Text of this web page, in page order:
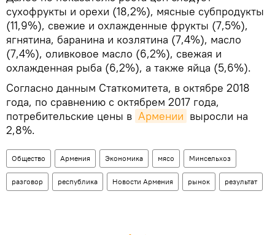
сухофрукты и орехи (18,2%), мясные субпродукты
(11,9%), свежие и охлажденные фрукты (7,5%),
ягнятина, баранина и козлятина (7,4%), масло
(7,4%), оливковое масло (6,2%), свежая и
охлажденная рыба (6,2%), а также яйца (5,6%).
Согласно данным Статкомитета, в октябре 2018
года, по сравнению с октябрем 2017 года,
потребительские цены в Армении выросли на
2,8%.
Общество Армения Экономика мясо Минсельхоз
разговор республика Новости Армения рынок результат